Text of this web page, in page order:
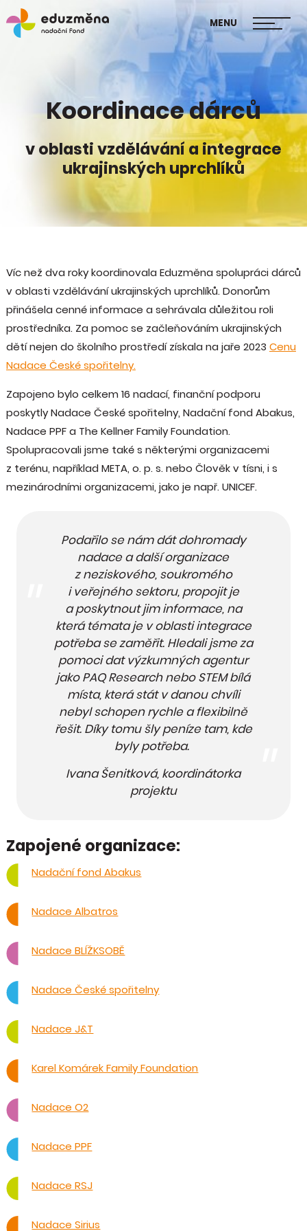
MENU
škol
Publikace Mapa změny
Koordinace dárců
v oblasti vzdělávání a integrace
ukrajinských uprchlíků
Víc než dva roky koordinovala Eduzměna spolupráci dárců
v oblasti vzdělávání ukrajinských uprchlíků. Donorům
přinášela cenné informace a sehrávala důležitou roli
prostředníka. Za pomoc se začleňováním ukrajinských
dětí nejen do školního prostředí získala na jaře 2023 Cenu
Nadace České spořitelny.
Zapojeno bylo celkem 16 nadací, finanční podporu
poskytly Nadace České spořitelny, Nadační fond Abakus,
Nadace PPF a The Kellner Family Foundation.
Spolupracovali jsme také s některými organizacemi
z terénu, například META, o. p. s. nebo Člověk v tísni, i s
mezinárodními organizacemi, jako je např. UNICEF.
Podařilo se nám dát dohromady
nadace a další organizace
z neziskového, soukromého
i veřejného sektoru, propojit je
a poskytnout jim informace, na
která témata je v oblasti integrace
potřeba se zaměřit. Hledali jsme za
pomoci dat výzkumných agentur
jako PAQ Research nebo STEM bílá
místa, která stát v danou chvíli
nebyl schopen rychle a flexibilně
řešit. Díky tomu šly peníze tam, kde
byly potřeba.
Ivana Šenitková, koordinátorka
projektu
Zapojené organizace:
Nadační fond Abakus
Nadace Albatros
Nadace BLÍŽKSOBĚ
Nadace České spořitelny
Nadace J&T
Karel Komárek Family Foundation
Nadace O2
Nadace PPF
Nadace RSJ
Nadace Sirius